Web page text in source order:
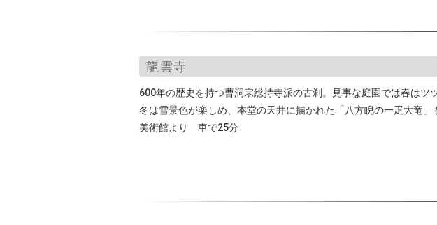
龍雲寺
600年の歴史を持つ曹洞宗総持寺派の古刹。見事な庭園では春はツ
冬は雪景色が楽しめ、本堂の天井に描かれた「八方睨の一疋大竜」
美術館より 車で25分